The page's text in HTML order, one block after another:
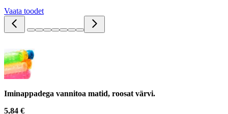
Vaata toodet
Iminappadega vannitoa matid, roosat värvi.
5,84 €